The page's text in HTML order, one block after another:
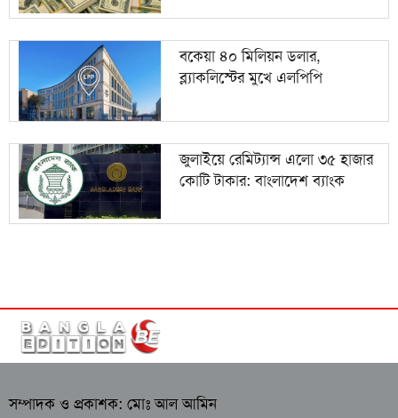
বকেয়া ৪০ মিলিয়ন ডলার,
ব্ল্যাকলিস্টের মুখে এলপিপি
জুলাইয়ে রেমিট্যান্স এলো ৩৫ হাজার
কোটি টাকার: বাংলাদেশ ব্যাংক
সম্পাদক ও প্রকাশক: মোঃ আল আমিন